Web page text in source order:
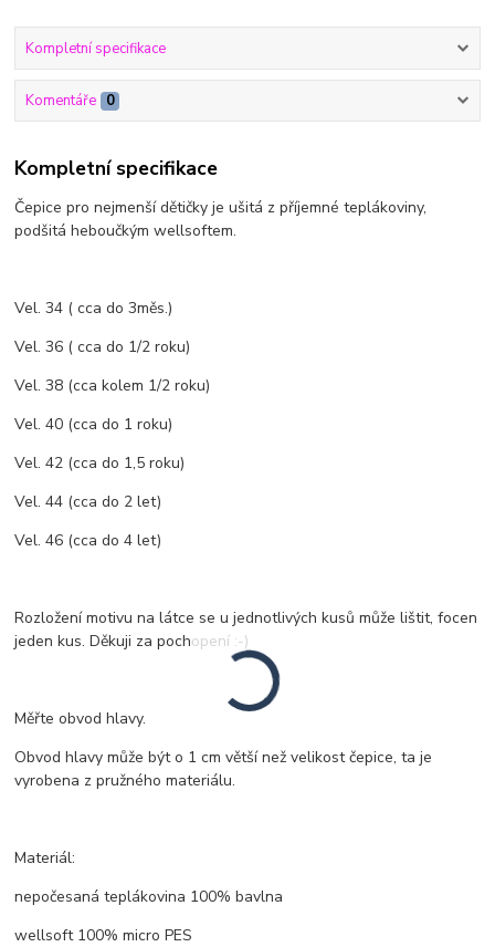
Kompletní specifikace
Komentáře 0
Kompletní specifikace
Čepice pro nejmenší dětičky je ušitá z příjemné teplákoviny,
podšitá heboučkým wellsoftem.
Vel. 34 ( cca do 3měs.)
Vel. 36 ( cca do 1/2 roku)
Vel. 38 (cca kolem 1/2 roku)
Vel. 40 (cca do 1 roku)
Vel. 42 (cca do 1,5 roku)
Vel. 44 (cca do 2 let)
Vel. 46 (cca do 4 let)
Rozložení motivu na látce se u jednotlivých kusů může lištit, focen
jeden kus. Děkuji za pochopení :-)
Měřte obvod hlavy.
Obvod hlavy může být o 1 cm větší než velikost čepice, ta je
vyrobena z pružného materiálu.
Materiál:
nepočesaná teplákovina 100% bavlna
wellsoft 100% micro PES